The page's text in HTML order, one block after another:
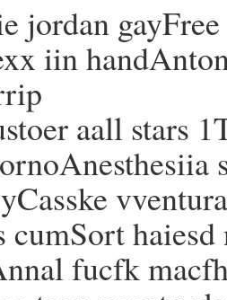
jordan
iin
aall stars
cumSort
fucfk